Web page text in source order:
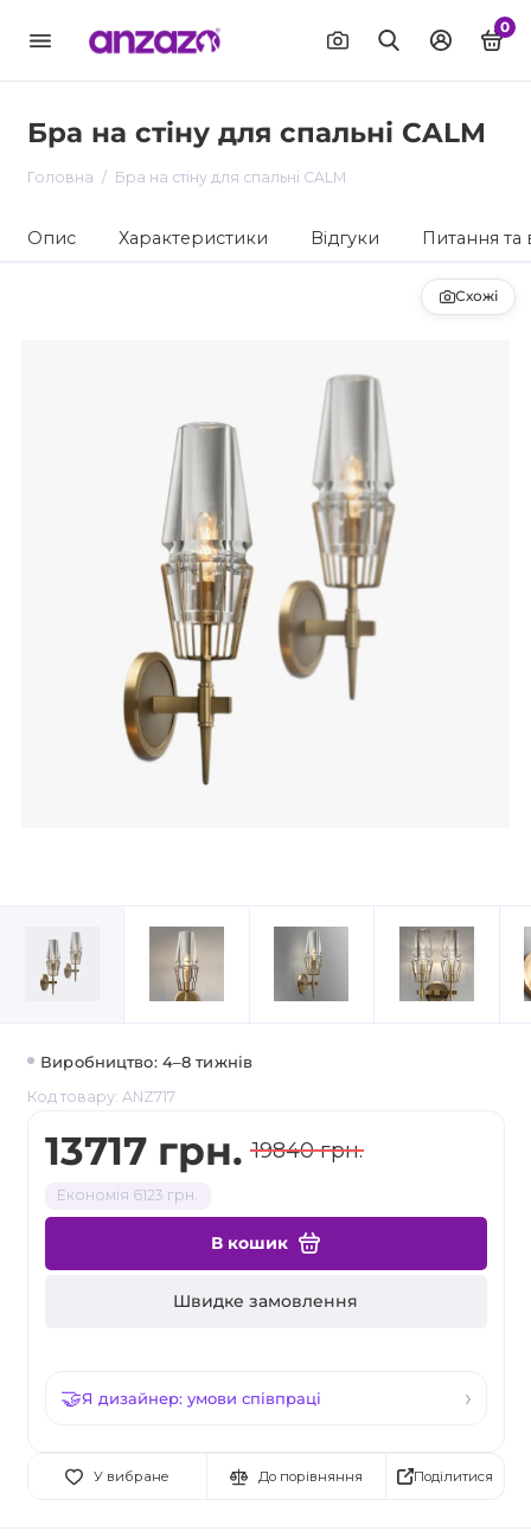
0
Бра на стіну для спальні CALM
Головна Бра на стіну для спальні CALM
Опис Характеристики Відгуки Питання та
Схожі
Виробництво: 4–8 тижнів
Код товару: ANZ717
13717 грн. 19840 грн.
Економія 6123 грн.
В кошик
Швидке замовлення
Я дизайнер: умови співпраці
У вибране До порівняння Поділитися